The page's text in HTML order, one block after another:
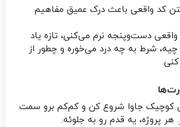
کد واقعی باعث درک عمیق مفاهیم
دست‌و‌پنجه نرم می‌کنی، تازه یاد
شرط به چه درد می‌خوره و چطور از
کوچیک جاوا شروع کن و کم‌کم برو سمت
پروژه، یه قدم رو به جلوئه.